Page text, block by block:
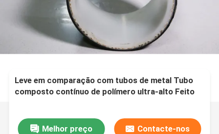
Leve em comparação com tubos de metal Tubo
composto contínuo de polímero ultra-alto Feito
Melhor preço
Contacte-nos